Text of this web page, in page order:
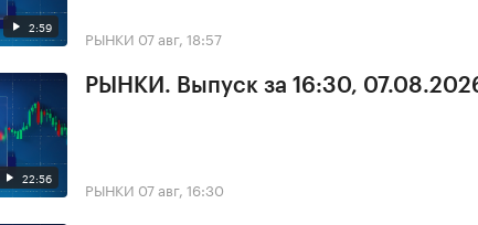
2:59 РЫНКИ 07 авг, 18:57
22:56
РЫНКИ. Выпуск за 16:30,
РЫНКИ 07 авг, 16:30